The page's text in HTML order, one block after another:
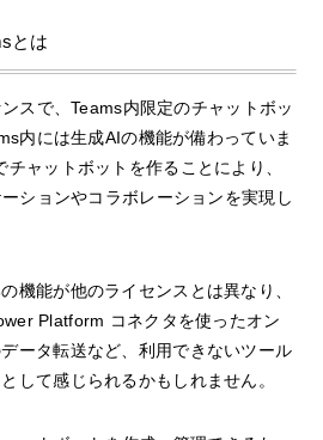
とは
スで、Teams内限定のチャットボッ
内には生成AIの機能が備わっていま
ャットボットを作ることにより、
ションやコラボレーションを実現し
機能が他のライセンスとは異なり、
Platform コネクタを使ったオン
ータ転送など、利用できないツール
して感じられるかもしれません。